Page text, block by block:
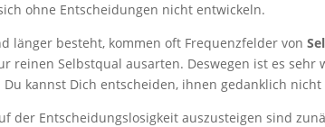
ohne Entscheidungen nicht entwickeln.
länger besteht, kommen oft Frequenzfelder von
reinen Selbstqual ausarten. Deswegen ist es
kannst Dich entscheiden, ihnen gedanklich nicht
der Entscheidungslosigkeit auszusteigen sind